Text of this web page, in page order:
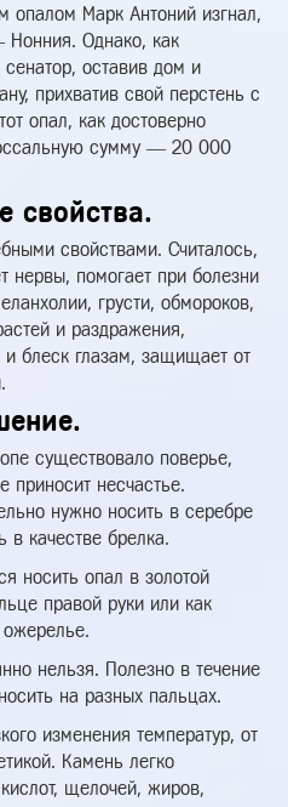
опалом Марк Антоний изгнал,
Нонния. Однако, как
оставив дом и
прихватив свой перстень с
опал, как достоверно
сумму — 20 000
свойства.
свойствами. Считалось,
нервы, помогает при болезни
грусти, обмороков,
и раздражения,
и блеск глазам, защищает от
существовало поверье,
приносит несчастье.
нужно носить в серебре
в качестве брелка.
носить опал в золотой
правой руки или как
нельзя. Полезно в течение
на разных пальцах.
изменения температур, от
Камень легко
щелочей, жиров,